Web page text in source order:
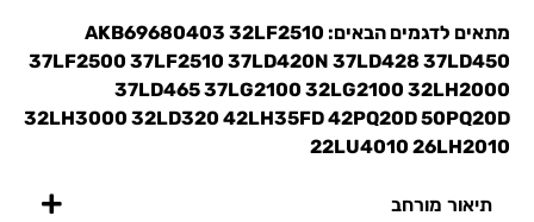
מתאים לדגמים הבאים: AKB69680403 32LF2510
37LF2500 37LF2510 37LD420N 37LD428 37LD450
37LD465 37LG2100 32LG2100 32LH2000
32LH3000 32LD320 42LH35FD 42PQ20D 50PQ20D
22LU4010 26LH2010
תיאור מורחב